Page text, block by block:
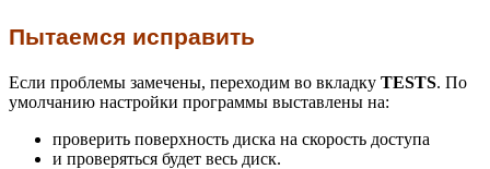
Пытаемся исправить
Если проблемы замечены, переходим во вкладку TESTS. По
умолчанию настройки программы выставлены на:
проверить поверхность диска на скорость доступа
и проверяться будет весь диск.